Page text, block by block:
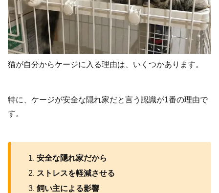
猫が自分からケージに入る理由は、いくつかあります。
特に、ケージが安全な隠れ家だと言う認識が1番の理由で
す。
安全な隠れ家だから
ストレスを軽減させる
飼い主による影響